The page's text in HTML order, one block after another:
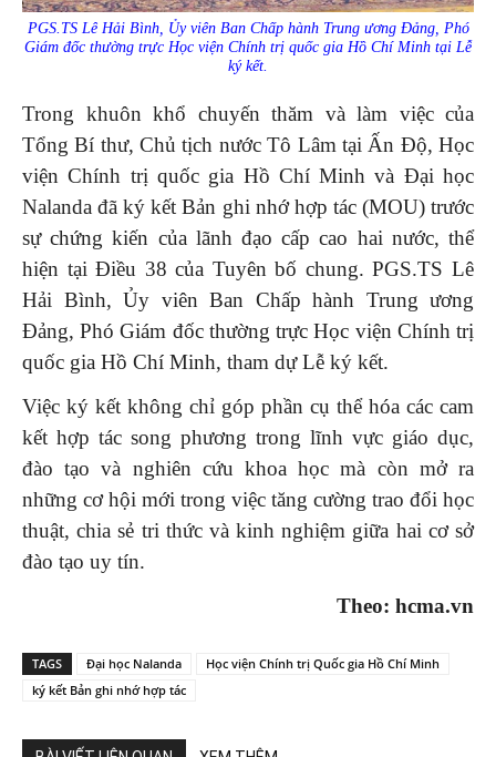
PGS.TS Lê Hải Bình, Ủy viên Ban Chấp hành Trung ương Đảng, Phó
Giám đốc thường trực Học viện Chính trị quốc gia Hồ Chí Minh tại Lễ
ký kết.
Trong khuôn khổ chuyến thăm và làm việc của
Tổng Bí thư, Chủ tịch nước Tô Lâm tại Ấn Độ, Học
viện Chính trị quốc gia Hồ Chí Minh và Đại học
Nalanda đã ký kết Bản ghi nhớ hợp tác (MOU) trước
sự chứng kiến của lãnh đạo cấp cao hai nước, thể
hiện tại Điều 38 của Tuyên bố chung. PGS.TS Lê
Hải Bình, Ủy viên Ban Chấp hành Trung ương
Đảng, Phó Giám đốc thường trực Học viện Chính trị
quốc gia Hồ Chí Minh, tham dự Lễ ký kết.
Việc ký kết không chỉ góp phần cụ thể hóa các cam
kết hợp tác song phương trong lĩnh vực giáo dục,
đào tạo và nghiên cứu khoa học mà còn mở ra
những cơ hội mới trong việc tăng cường trao đổi học
thuật, chia sẻ tri thức và kinh nghiệm giữa hai cơ sở
đào tạo uy tín.
Theo: hcma.vn
TAGS Đại học Nalanda
Học viện Chính trị Quốc gia Hồ Chí Minh
ký kết Bản ghi nhớ hợp tác